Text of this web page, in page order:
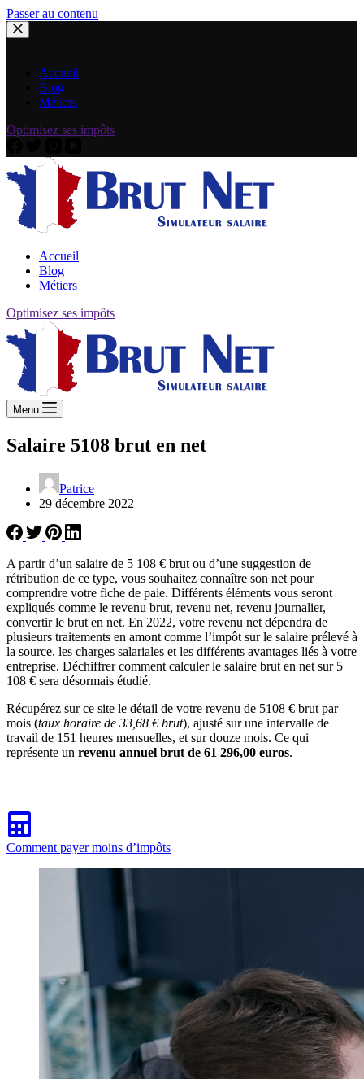
Passer au contenu
Accueil
Blog
Métiers
Optimisez ses impôts
Accueil
Blog
Métiers
Optimisez ses impôts
Menu
Salaire 5108 brut en net
Patrice
29 décembre 2022
A partir d’un salaire de 5 108 € brut ou d’une suggestion de
rétribution de ce type, vous souhaitez connaître son net pour
comprendre votre fiche de paie. Différents éléments vous seront
expliqués comme le revenu brut, revenu net, revenu journalier,
convertir le brut en net. En 2022, votre revenu net dépendra de
plusieurs traitements en amont comme l’impôt sur le salaire prélevé à
la source, les charges salariales et les différents avantages liés à votre
entreprise. Déchiffrer comment calculer le salaire brut en net sur 5
108 € sera désormais étudié.
Récupérez sur ce site le détail de votre revenu de 5108 € brut par
mois (taux horaire de 33,68 € brut), ajusté sur une intervalle de
travail de 151 heures mensuelles, et sur douze mois. Ce qui
représente un revenu annuel brut de 61 296,00 euros.
Comment payer moins d’impôts